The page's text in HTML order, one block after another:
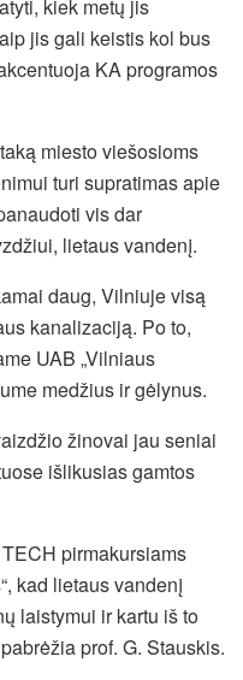
kiek metų jis
jis gali keistis kol bus
KA programos
miesto viešosioms
turi supratimas apie
vis dar
lietaus vandenį.
daug, Vilniuje visą
kanalizaciją. Po to,
UAB „Vilniaus
medžius ir gėlynus.
žinovai jau seniai
išlikusias gamtos
pirmakursiams
kad lietaus vandenį
laistymui ir kartu iš to
prof. G. Stauskis.